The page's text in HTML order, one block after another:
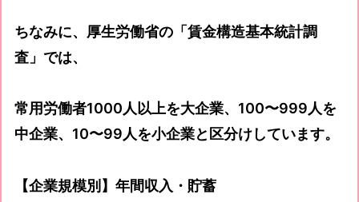
ちなみに、厚生労働省の「賃金構造基本統計調
査」では、
常用労働者1000人以上を大企業、100〜999人を
中企業、10〜99人を小企業と区分けしています。
【企業規模別】年間収入・貯蓄